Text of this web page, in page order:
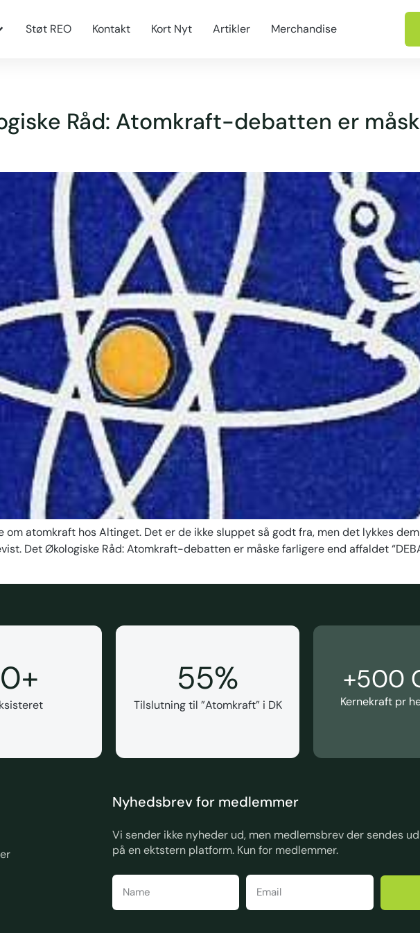
Støt REO Kontakt Kort Nyt Artikler Merchandise
Råd: Atomkraft-debatten er
om atomkraft hos Altinget. Det er de ikke sluppet så godt fra, men det lykkes
Det Økologiske Råd: Atomkraft-debatten er måske farligere end affaldet
+ 55%
Tilslutning til ”Atomkraft” i DK
+500
Kernekraft pr
Nyhedsbrev for medlemmer
Vi sender ikke nyheder ud, men medlemsbrev der sendes
på en ektstern platform. Kun for medlemmer.